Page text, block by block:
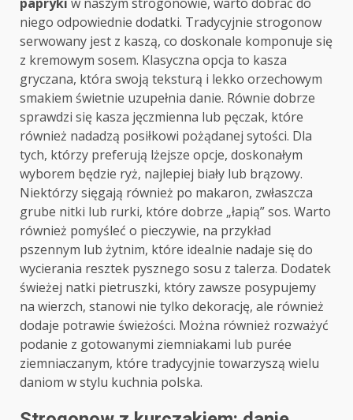
niego odpowiednie dodatki. Tradycyjnie strogonow
serwowany jest z kaszą, co doskonale komponuje się
z kremowym sosem. Klasyczna opcja to kasza
gryczana, która swoją teksturą i lekko orzechowym
smakiem świetnie uzupełnia danie. Równie dobrze
sprawdzi się kasza jęczmienna lub pęczak, które
również nadadzą posiłkowi pożądanej sytości. Dla
tych, którzy preferują lżejsze opcje, doskonałym
wyborem będzie ryż, najlepiej biały lub brązowy.
Niektórzy sięgają również po makaron, zwłaszcza
grube nitki lub rurki, które dobrze „łapią” sos. Warto
również pomyśleć o pieczywie, na przykład
pszennym lub żytnim, które idealnie nadaje się do
wycierania resztek pysznego sosu z talerza. Dodatek
świeżej natki pietruszki, który zawsze posypujemy
na wierzch, stanowi nie tylko dekorację, ale również
dodaje potrawie świeżości. Można również rozważyć
podanie z gotowanymi ziemniakami lub purée
ziemniaczanym, które tradycyjnie towarzyszą wielu
daniom w stylu kuchnia polska.